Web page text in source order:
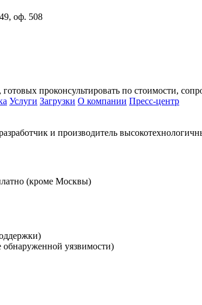
оф. 508
проконсультировать по стоимости,
Услуги Загрузки О компании Пресс-центр
и производитель
(кроме Москвы)
обнаруженной уязвимости)